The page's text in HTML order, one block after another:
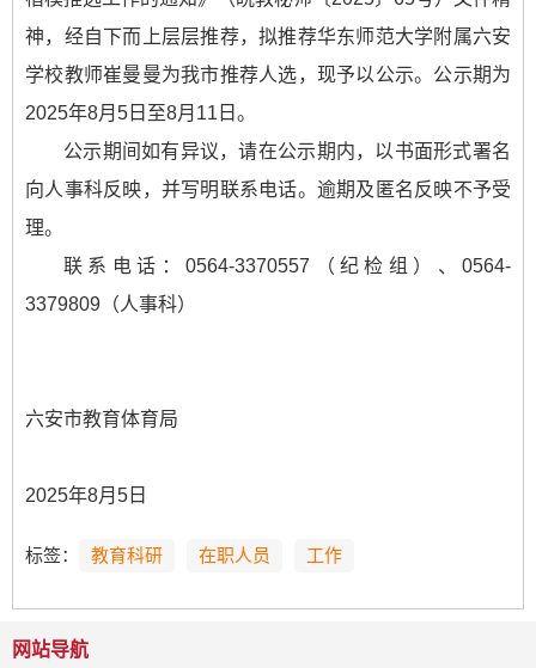
神，经自下而上层层推荐，拟推荐华东师范大学附属六安
学校教师崔曼曼为我市推荐人选，现予以公示。公示期为
2025年8月5日至8月11日。
公示期间如有异议，请在公示期内，以书面形式署名
向人事科反映，并写明联系电话。逾期及匿名反映不予受
理。
联系电话：0564-3370557（纪检组）、0564-
3379809（人事科）
六安市教育体育局
2025年8月5日
标签： 教育科研 在职人员 工作
网站导航